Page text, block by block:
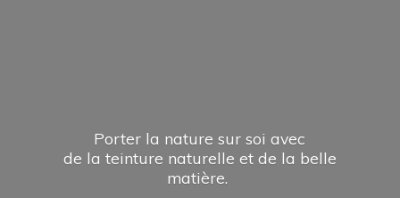
Porter la nature sur soi avec
de la teinture naturelle et de la belle
matière.